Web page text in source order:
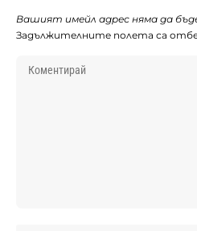
Вашият имейл адрес няма да
Задължителните полета са